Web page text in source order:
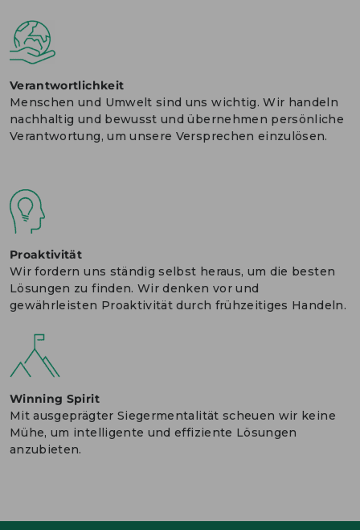
Verantwortlichkeit
Menschen und Umwelt sind uns wichtig. Wir handeln
nachhaltig und bewusst und übernehmen persönliche
Verantwortung, um unsere Versprechen einzulösen.
Proaktivität
Wir fordern uns ständig selbst heraus, um die besten
Lösungen zu finden. Wir denken vor und
gewährleisten Proaktivität durch frühzeitiges Handeln.
Winning Spirit
Mit ausgeprägter Siegermentalität scheuen wir keine
Mühe, um intelligente und effiziente Lösungen
anzubieten.